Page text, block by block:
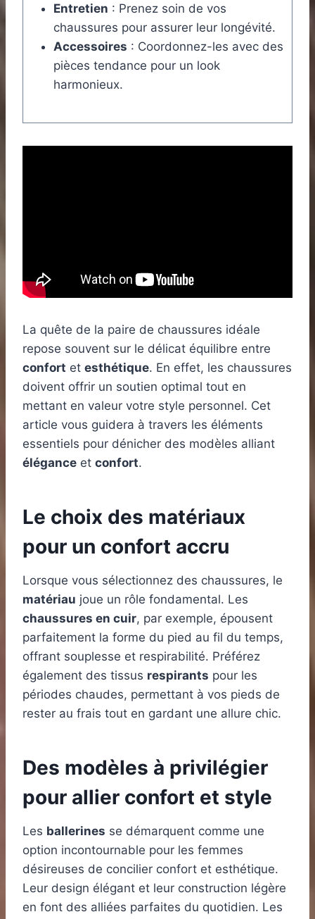
Entretien : Prenez soin de vos
chaussures pour assurer leur longévité.
Accessoires : Coordonnez-les avec des
pièces tendance pour un look
harmonieux.
La quête de la paire de chaussures idéale
repose souvent sur le délicat équilibre entre
confort et esthétique. En effet, les chaussures
doivent offrir un soutien optimal tout en
mettant en valeur votre style personnel. Cet
article vous guidera à travers les éléments
essentiels pour dénicher des modèles alliant
élégance et confort.
Le choix des matériaux
pour un confort accru
Lorsque vous sélectionnez des chaussures, le
matériau joue un rôle fondamental. Les
chaussures en cuir, par exemple, épousent
parfaitement la forme du pied au fil du temps,
offrant souplesse et respirabilité. Préférez
également des tissus respirants pour les
périodes chaudes, permettant à vos pieds de
rester au frais tout en gardant une allure chic.
Des modèles à privilégier
pour allier confort et style
Les ballerines se démarquent comme une
option incontournable pour les femmes
désireuses de concilier confort et esthétique.
Leur design élégant et leur construction légère
en font des alliées parfaites du quotidien. Les